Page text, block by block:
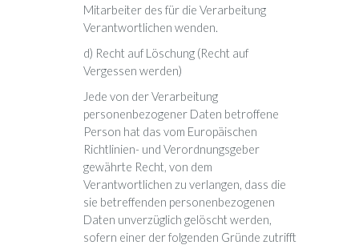
Mitarbeiter des für die Verarbeitung
Verantwortlichen wenden.
d) Recht auf Löschung (Recht auf
Vergessen werden)
Jede von der Verarbeitung
personenbezogener Daten betroffene
Person hat das vom Europäischen
Richtlinien- und Verordnungsgeber
gewährte Recht, von dem
Verantwortlichen zu verlangen, dass die
sie betreffenden personenbezogenen
Daten unverzüglich gelöscht werden,
sofern einer der folgenden Gründe zutrifft